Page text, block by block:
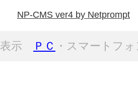
NP-CMS ver4 by Netprompt
表示 ＰＣ ・スマートフ